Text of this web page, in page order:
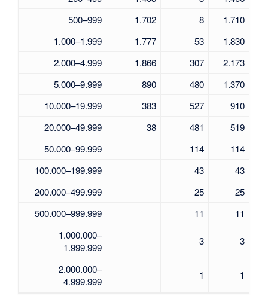
500–999
1.702 8
1.710
1.000–1.999
1.777 53
1.830
2.000–4.999
1.866 307
2.173
5.000–9.999
890 480
1.370
10.000–19.999
383 527
910
20.000–49.999
38 481
519
50.000–99.999
114
114
100.000–199.999
43
43
200.000–499.999
25
25
500.000–999.999
11
11
1.000.000–
1.999.999
3 3
2.000.000–
4.999.999
1 1